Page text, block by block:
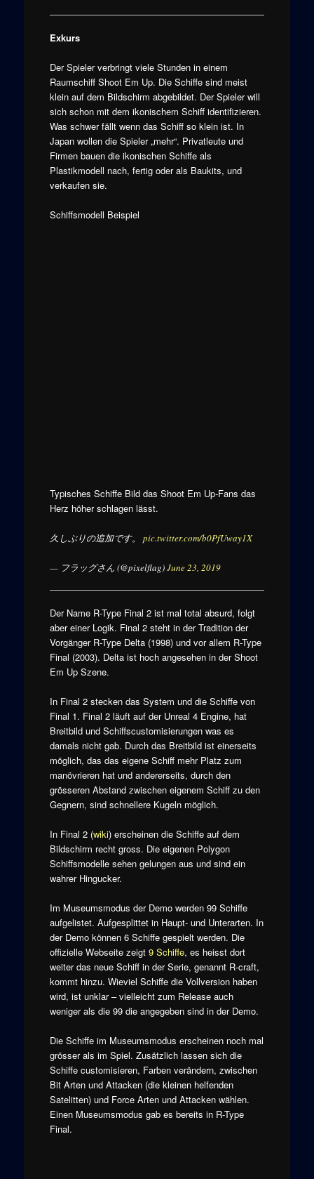
Exkurs
Der Spieler verbringt viele Stunden in einem
Raumschiff Shoot Em Up. Die Schiffe sind meist
klein auf dem Bildschirm abgebildet. Der Spieler will
sich schon mit dem ikonischem Schiff identifizieren.
Was schwer fällt wenn das Schiff so klein ist. In
Japan wollen die Spieler „mehr“. Privatleute und
Firmen bauen die ikonischen Schiffe als
Plastikmodell nach, fertig oder als Baukits, und
verkaufen sie.
Schiffsmodell Beispiel
Typisches Schiffe Bild das Shoot Em Up-Fans das
Herz höher schlagen lässt.
久しぶりの追加です。 pic.twitter.com/b0PfUway1X
— フラッグさん (@pixelflag)June 23, 2019
Der Name R-Type Final 2 ist mal total absurd, folgt
aber einer Logik. Final 2 steht in der Tradition der
Vorgänger R-Type Delta (1998) und vor allem R-Type
Final (2003). Delta ist hoch angesehen in der Shoot
Em Up Szene.
In Final 2 stecken das System und die Schiffe von
Final 1. Final 2 läuft auf der Unreal 4 Engine, hat
Breitbild und Schiffscustomisierungen was es
damals nicht gab. Durch das Breitbild ist einerseits
möglich, das das eigene Schiff mehr Platz zum
manövrieren hat und andererseits, durch den
grösseren Abstand zwischen eigenem Schiff zu den
Gegnern, sind schnellere Kugeln möglich.
In Final 2 (wiki) erscheinen die Schiffe auf dem
Bildschirm recht gross. Die eigenen Polygon
Schiffsmodelle sehen gelungen aus und sind ein
wahrer Hingucker.
Im Museumsmodus der Demo werden 99 Schiffe
aufgelistet. Aufgesplittet in Haupt- und Unterarten. In
der Demo können 6 Schiffe gespielt werden. Die
offizielle Webseite zeigt 9 Schiffe, es heisst dort
weiter das neue Schiff in der Serie, genannt R-craft,
kommt hinzu. Wieviel Schiffe die Vollversion haben
wird, ist unklar – vielleicht zum Release auch
weniger als die 99 die angegeben sind in der Demo.
Die Schiffe im Museumsmodus erscheinen noch mal
grösser als im Spiel. Zusätzlich lassen sich die
Schiffe customisieren, Farben verändern, zwischen
Bit Arten und Attacken (die kleinen helfenden
Satelitten) und Force Arten und Attacken wählen.
Einen Museumsmodus gab es bereits in R-Type
Final.